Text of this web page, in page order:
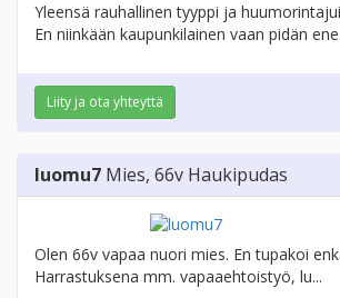
Yleensä rauhallinen tyyppi ja
En niinkään kaupunkilainen vaan pidän
Liity ja ota yhteyttä
luomu7 Mies, 66v Haukipudas
Olen 66v vapaa nuori mies. En tupakoi
Harrastuksena mm. vapaaehtoistyö, lu...